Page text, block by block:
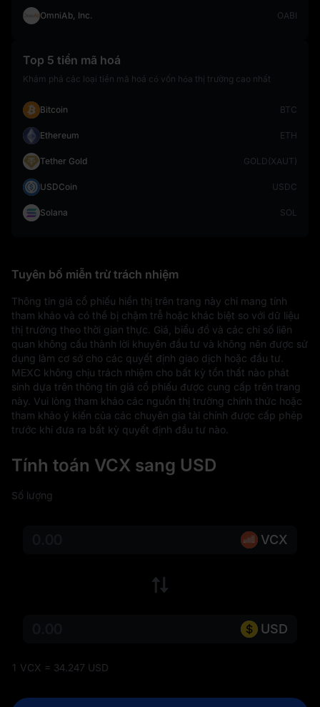
OmniAb, Inc. OABI
Top 5 tiền mã hoá
Khám phá các loại tiền mã hoá có vốn hóa thị trường cao nhất
Bitcoin BTC
Ethereum ETH
Tether Gold GOLD(XAUT)
USDCoin USDC
Solana SOL
Tuyên bố miễn trừ trách nhiệm
Thông tin giá cổ phiếu hiển thị trên trang này chỉ mang tính
tham khảo và có thể bị chậm trễ hoặc khác biệt so với dữ liệu
thị trường theo thời gian thực. Giá, biểu đồ và các chỉ số liên
quan không cấu thành lời khuyên đầu tư và không nên được sử
dụng làm cơ sở cho các quyết định giao dịch hoặc đầu tư.
MEXC không chịu trách nhiệm cho bất kỳ tổn thất nào phát
sinh dựa trên thông tin giá cổ phiếu được cung cấp trên trang
này. Vui lòng tham khảo các nguồn thị trường chính thức hoặc
tham khảo ý kiến của các chuyên gia tài chính được cấp phép
trước khi đưa ra bất kỳ quyết định đầu tư nào.
Tính toán VCX sang USD
Số lượng
VCX
USD
1 VCX = 34.247 USD